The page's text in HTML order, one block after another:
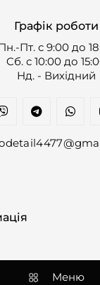
Графік роботи
Пт. с 9:00 до
Cб. с 10:00 до
Нд. - Вихідний
Меню